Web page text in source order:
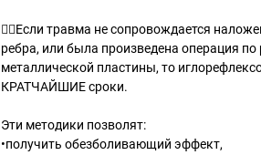
👉🏻Если травма не сопровождается
ребра, или была произведена операция
металлической пластины, то
КРАТЧАЙШИЕ сроки.
Эти методики позволят:
•получить обезболивающий эффект,